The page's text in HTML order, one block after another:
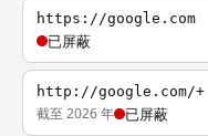
https://google.com
已屏蔽
http://google.com/+
截至 2026 年 已屏蔽